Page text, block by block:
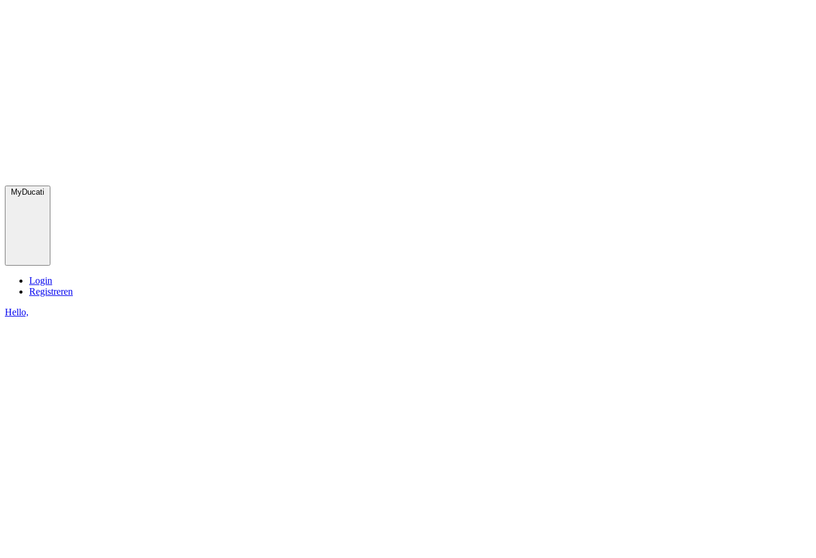
MyDucati
Login
Registreren
Hello,